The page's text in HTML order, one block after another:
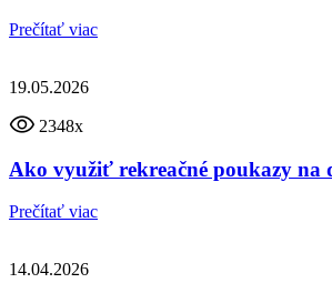
Prečítať viac
19.05.2026
2348x
Ako využiť rekreačné poukazy na
Prečítať viac
14.04.2026